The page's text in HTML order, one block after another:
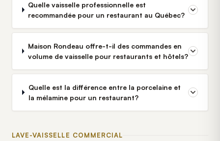
Quelle vaisselle professionnelle est
recommandée pour un restaurant au Québec?
Maison Rondeau offre-t-il des commandes en
volume de vaisselle pour restaurants et hôtels?
Quelle est la différence entre la porcelaine et
la mélamine pour un restaurant?
LAVE-VAISSELLE COMMERCIAL